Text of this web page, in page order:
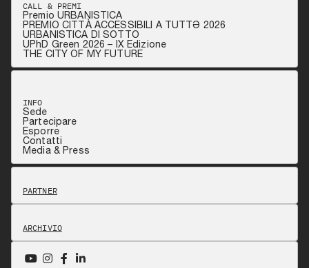
CALL & PREMI
Premio URBANISTICA
PREMIO CITTÀ ACCESSIBILI A TUTTƏ 2026
URBANISTICA DI SOTTO
UPhD Green 2026 – IX Edizione
THE CITY OF MY FUTURE
INFO
Sede
Partecipare
Esporre
Contatti
Media & Press
PARTNER
ARCHIVIO